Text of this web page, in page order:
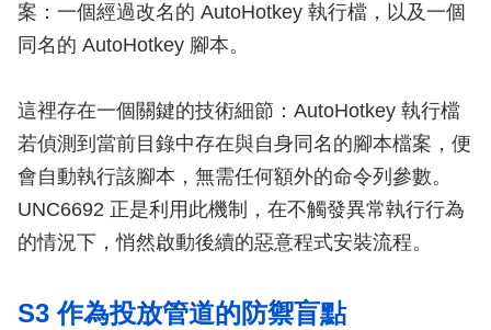
案：一個經過改名的 AutoHotkey 執行檔，以及一個
同名的 AutoHotkey 腳本。
這裡存在一個關鍵的技術細節：AutoHotkey 執行檔
若偵測到當前目錄中存在與自身同名的腳本檔案，便
會自動執行該腳本，無需任何額外的命令列參數。
UNC6692 正是利用此機制，在不觸發異常執行行為
的情況下，悄然啟動後續的惡意程式安裝流程。
S3 作為投放管道的防禦盲點